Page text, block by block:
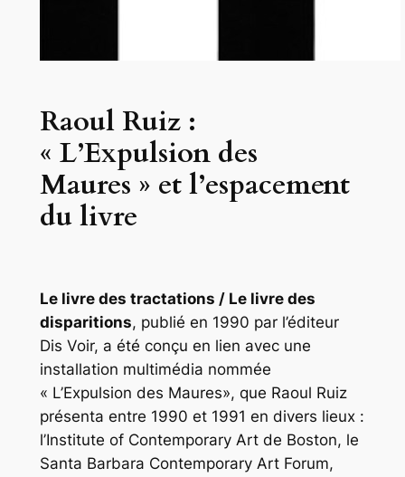
Raoul Ruiz :
« L’Expulsion des
Maures » et l’espacement
du livre
Le livre des tractations / Le livre des
disparitions, publié en 1990 par l’éditeur
Dis Voir, a été conçu en lien avec une
installation multimédia nommée
« L’Expulsion des Maures», que Raoul Ruiz
présenta entre 1990 et 1991 en divers lieux :
l’Institute of Contemporary Art de Boston, le
Santa Barbara Contemporary Art Forum,